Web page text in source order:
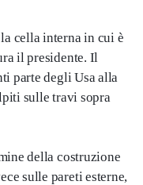
cella interna in cui è
il presidente. Il
parte degli Usa alla
sulle travi sopra
della costruzione
sulle pareti esterne,